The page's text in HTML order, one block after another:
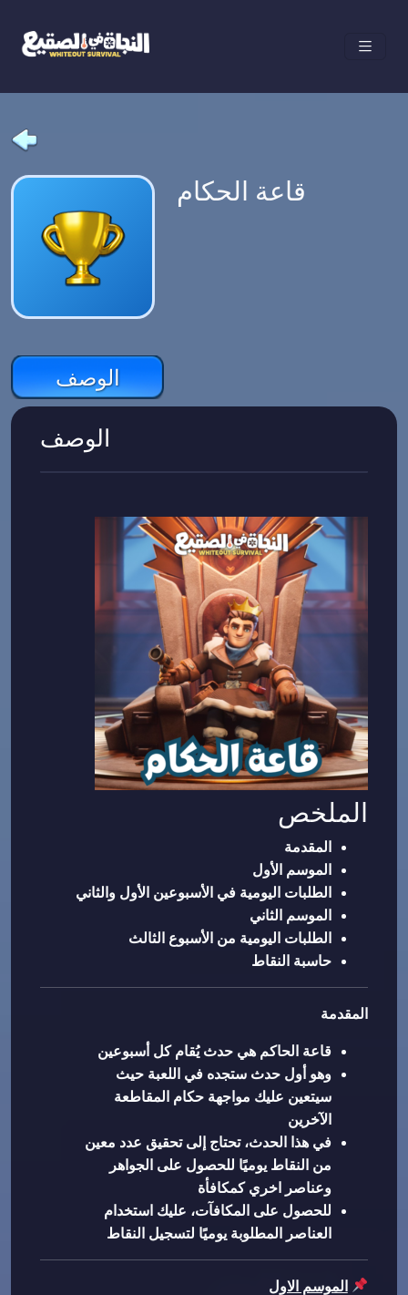
قاعة الحكام
الوصف
الوصف
الملخص
المقدمة
الموسم الأول
الطلبات اليومية في الأسبوعين الأول والثاني
الموسم الثاني
الطلبات اليومية من الأسبوع الثالث
حاسبة النقاط
المقدمة
قاعة الحاكم هي حدث يُقام كل أسبوعين
وهو أول حدث ستجده في اللعبة حيث
سيتعين عليك مواجهة حكام المقاطعة
الآخرين
في هذا الحدث، تحتاج إلى تحقيق عدد معين
من النقاط يوميًا للحصول على الجواهر
وعناصر اخري كمكافأة
للحصول على المكافآت، عليك استخدام
العناصر المطلوبة يوميًا لتسجيل النقاط
الموسم الاول